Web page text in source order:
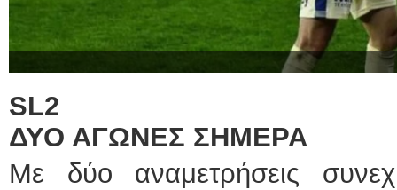
SL2
ΔΥΟ ΑΓΩΝΕΣ ΣΗΜΕΡΑ
Με δύο αναμετρήσεις